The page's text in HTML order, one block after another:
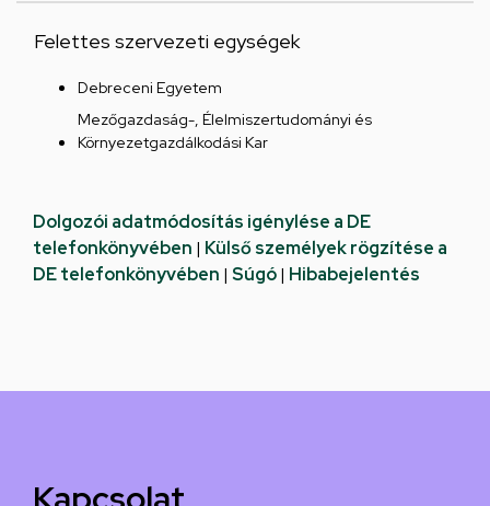
Felettes szervezeti egységek
Debreceni Egyetem
Mezőgazdaság-, Élelmiszertudományi és
Környezetgazdálkodási Kar
Dolgozói adatmódosítás igénylése a DE
telefonkönyvében | Külső személyek rögzítése a
DE telefonkönyvében | Súgó| Hibabejelentés